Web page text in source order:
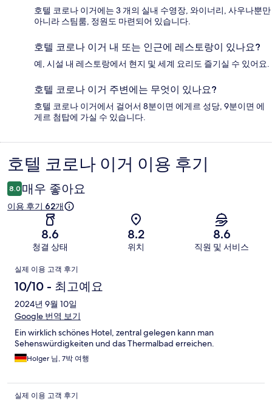
호텔 코로나 이거에는 3 개의 실내 수영장, 와이너리, 사우나뿐만
아니라 스팀룸, 정원도 마련되어 있습니다.
호텔 코로나 이거 내 또는 인근에 레스토랑이 있나요?
예, 시설 내 레스토랑에서 현지 및 세계 요리도 즐기실 수 있어요.
호텔 코로나 이거 주변에는 무엇이 있나요?
호텔 코로나 이거에서 걸어서 8분이면 에게르 성당, 9분이면 에
게르 첨탑에 가실 수 있습니다.
이
용
후
호텔 코로나 이거 이용 후기
8.0 매우 좋아요
이용 후기 62개
8.6
청결 상태
8.2
위치
8.6
직원 및 서비스
이
용
후
기
실제 이용 고객 후기
10/10 - 최고예요
2024년 9월 10일
Google 번역 보기
Ein wirklich schönes Hotel, zentral gelegen kann man
Sehenswürdigkeiten und das Thermalbad erreichen.
Holger 님, 7박 여행
실제 이용 고객 후기